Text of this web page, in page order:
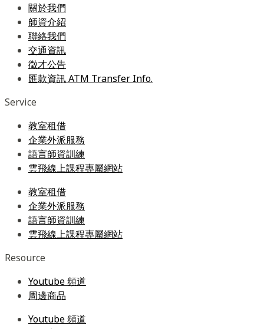
關於我們
師資介紹
聯絡我們
交通資訊
徵才公告
匯款資訊 ATM Transfer Info.
Service
教室租借
企業外派服務
語言師資訓練
雲飛線上課程專屬網站
教室租借
企業外派服務
語言師資訓練
雲飛線上課程專屬網站
Resource
Youtube 頻道
周邊商品
Youtube 頻道